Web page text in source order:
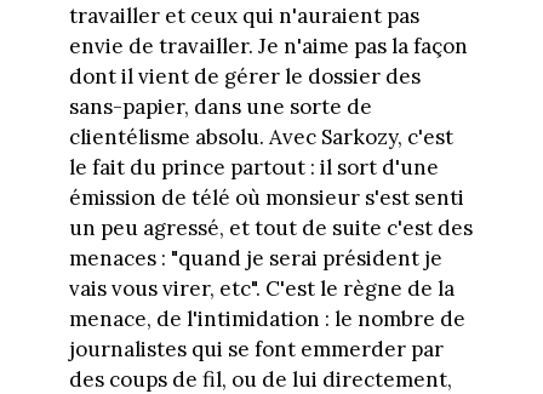
travailler et ceux qui n'auraient pas
envie de travailler. Je n'aime pas la façon
dont il vient de gérer le dossier des
sans-papier, dans une sorte de
clientélisme absolu. Avec Sarkozy, c'est
le fait du prince partout : il sort d'une
émission de télé où monsieur s'est senti
un peu agressé, et tout de suite c'est des
menaces : "quand je serai président je
vais vous virer, etc". C'est le règne de la
menace, de l'intimidation : le nombre de
journalistes qui se font emmerder par
des coups de fil, ou de lui directement,